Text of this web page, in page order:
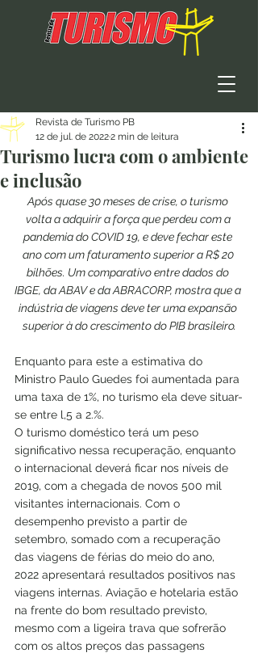
Turismo lucra com o ambiente
e inclusão
Revista de Turismo PB
12 de jul. de 20222 min de leitura
Após quase 30 meses de crise, o turismo
volta a adquirir a força que perdeu com a
pandemia do COVID 19, e deve fechar este
ano com um faturamento superior a R$ 20
bilhões. Um comparativo entre dados do
IBGE, da ABAV e da ABRACORP, mostra que a
indústria de viagens deve ter uma expansão
superior à do crescimento do PIB brasileiro.
Enquanto para este a estimativa do
Ministro Paulo Guedes foi aumentada para
uma taxa de 1%, no turismo ela deve situar-
se entre l,5 a 2.%.
O turismo doméstico terá um peso
significativo nessa recuperação, enquanto
o internacional deverá ficar nos níveis de
2019, com a chegada de novos 500 mil
visitantes internacionais. Com o
desempenho previsto a partir de
setembro, somado com a recuperação
das viagens de férias do meio do ano,
2022 apresentará resultados positivos nas
viagens internas. Aviação e hotelaria estão
na frente do bom resultado previsto,
mesmo com a ligeira trava que sofrerão
com os altos preços das passagens